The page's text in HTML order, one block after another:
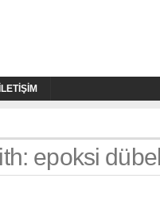
İLETIŞIM
epoksi